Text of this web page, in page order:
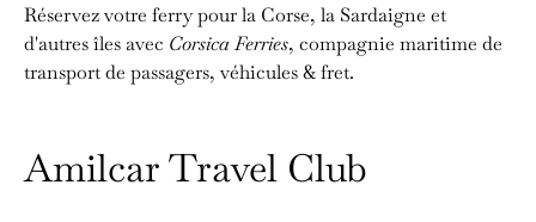
Réservez votre ferry pour la Corse, la Sardaigne et
d'autres îles avec Corsica Ferries, compagnie maritime de
transport de passagers, véhicules & fret.
Amilcar Travel Club